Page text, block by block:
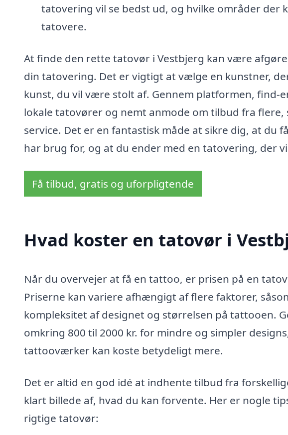
tatovering vil se bedst ud, og hvilke områder der
tatovere.
At finde den rette tatovør i Vestbjerg kan være
din tatovering. Det er vigtigt at vælge en kunstner,
kunst, du vil være stolt af. Gennem platformen, find-
lokale tatovører og nemt anmode om tilbud fra flere,
service. Det er en fantastisk måde at sikre dig, at du
har brug for, og at du ender med en tatovering, der
Få tilbud, gratis og uforpligtende
Hvad koster en tatovør i
Når du overvejer at få en tattoo, er prisen på en
Priserne kan variere afhængigt af flere faktorer,
kompleksitet af designet og størrelsen på tattooen.
omkring 800 til 2000 kr. for mindre og simpler
tattooværker kan koste betydeligt mere.
Det er altid en god idé at indhente tilbud fra
klart billede af, hvad du kan forvente. Her er nogle
rigtige tatovør: